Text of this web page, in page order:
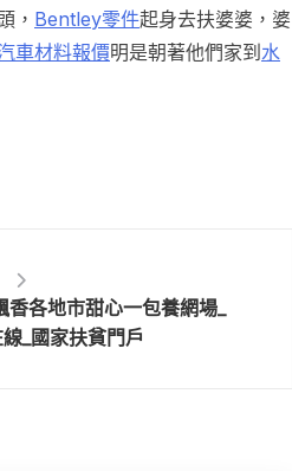
， Bentley零件起身去扶婆婆，婆
車材料報價明是朝著他們家到 水
各地市甜心一包養網場_
_國家扶貧門戶